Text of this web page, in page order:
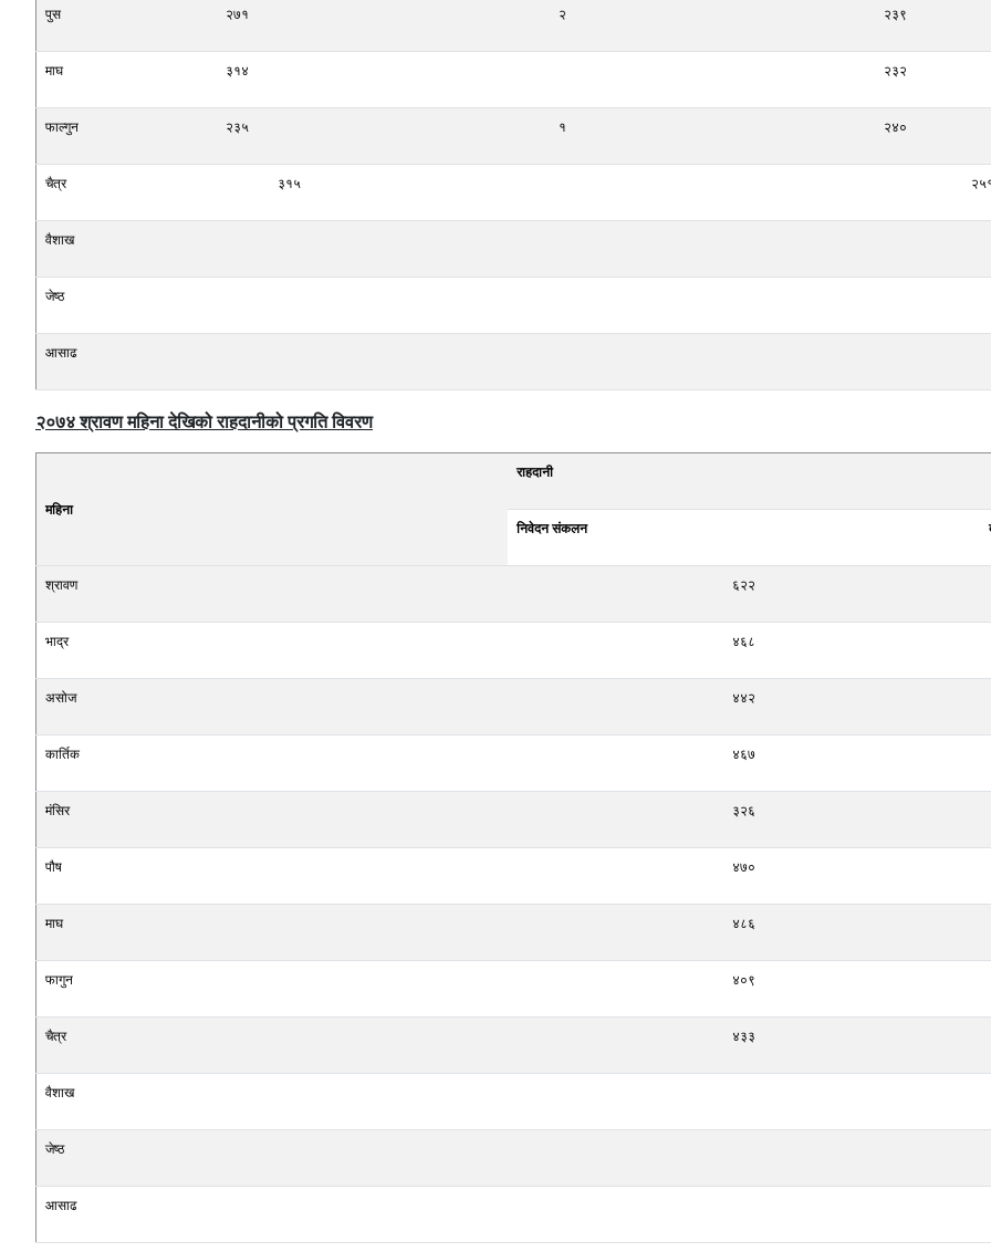
पुस २७१ २ २३९
माघ ३१४ २३२
फाल्गुन २३५ १ २४०
चैत्र ३१५
वैशाख
जेष्ठ
आसाढ
२०७४ श्रावण महिना देखिको राहदानीको प्रगति विवरण
महिना
राहदानी
निवेदन संकलन
श्रावण ६२२
भाद्र ४६८
असोज ४४२
कार्तिक ४६७
मंसिर ३२६
पौष ४७०
माघ ४८६
फागुन ४०९
चैत्र ४३३
वैशाख
जेष्ठ
आसाढ